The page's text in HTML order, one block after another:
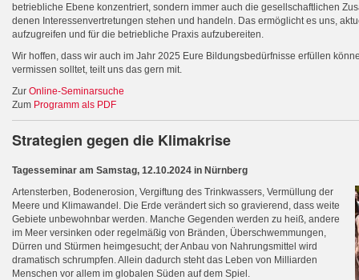
betriebliche Ebene konzentriert, sondern immer auch die gesellschaftlichen
denen Interessenvertretungen stehen und handeln. Das ermöglicht es uns,
aufzugreifen und für die betriebliche Praxis aufzubereiten.
Wir hoffen, dass wir auch im Jahr 2025 Eure Bildungsbedürfnisse erfüllen
vermissen solltet, teilt uns das gern mit.
Zur Online-Seminarsuche
Zum Programm als PDF
Strategien gegen die Klimakrise
Tagesseminar am Samstag, 12.10.2024 in Nürnberg
Artensterben, Bodenerosion, Vergiftung des Trinkwassers, Vermüllung der
Meere und Klimawandel. Die Erde verändert sich so gravierend, dass weite
Gebiete unbewohnbar werden. Manche Gegenden werden zu heiß, andere
im Meer versinken oder regelmäßig von Bränden, Überschwemmungen,
Dürren und Stürmen heimgesucht; der Anbau von Nahrungsmittel wird
dramatisch schrumpfen. Allein dadurch steht das Leben von Milliarden
Menschen vor allem im globalen Süden auf dem Spiel.